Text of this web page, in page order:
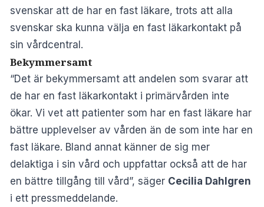
svenskar att de har en fast läkare, trots att alla
svenskar ska kunna välja en fast läkarkontakt på
sin vårdcentral.
Bekymmersamt
“Det är bekymmersamt att andelen som svarar att
de har en fast läkarkontakt i primärvården inte
ökar. Vi vet att patienter som har en fast läkare har
bättre upplevelser av vården än de som inte har en
fast läkare. Bland annat känner de sig mer
delaktiga i sin vård och uppfattar också att de har
en bättre tillgång till vård”, säger Cecilia Dahlgren
i ett pressmeddelande.